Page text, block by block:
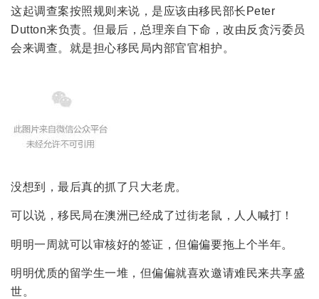
这起调查案按照规则来说，是应该由移民部长Peter
Dutton来负责。但最后，总理亲自下命，改由反贪污委员
会来调查。就是担心移民局内部官官相护。
没想到，最后真的抓了只大老虎。
可以说，移民局在澳洲已经成了过街老鼠，人人喊打！
明明一周就可以审核好的签证，但偏偏要拖上个半年。
明明优质的留学生一堆，但偏偏就喜欢邀请难民来共享盛
世。